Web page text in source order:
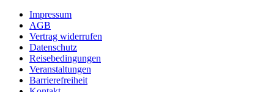
Impressum
AGB
Vertrag widerrufen
Datenschutz
Reisebedingungen
Veranstaltungen
Barrierefreiheit